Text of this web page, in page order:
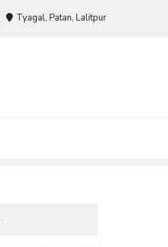
Tyagal, Patan, Lalitpur